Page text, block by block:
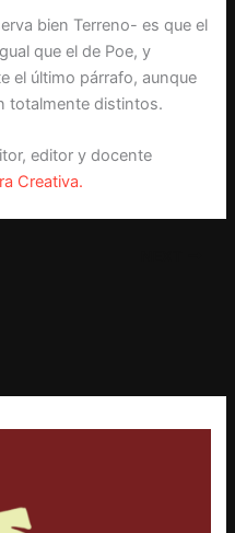
bien Terreno- es que el
que el de Poe, y
el último párrafo, aunque
totalmente distintos.
editor y docente
Creativa.